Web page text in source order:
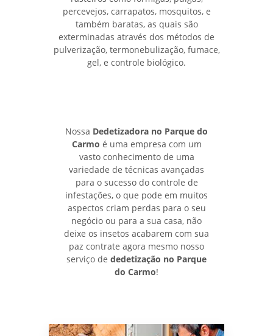
percevejos, carrapatos, mosquitos, e
também baratas, as quais são
exterminadas através dos métodos de
pulverização, termonebulização, fumace,
gel, e controle biológico.
Nossa Dedetizadora no Parque do
Carmo é uma empresa com um
vasto conhecimento de uma
variedade de técnicas avançadas
para o sucesso do controle de
infestações, o que pode em muitos
aspectos criam perdas para o seu
negócio ou para a sua casa, não
deixe os insetos acabarem com sua
paz contrate agora mesmo nosso
serviço de dedetização no Parque
do Carmo!